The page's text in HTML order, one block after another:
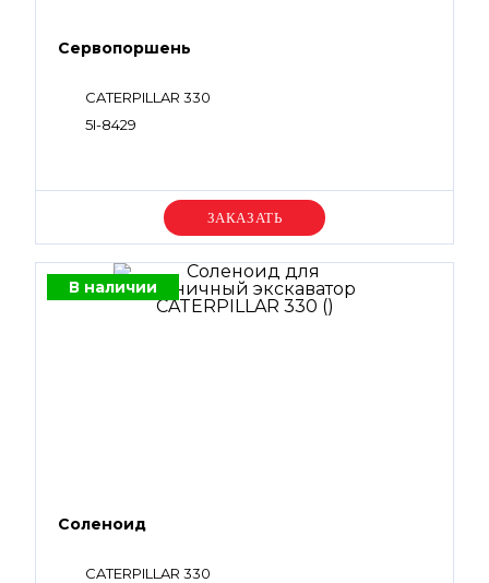
Сервопоршень
CATERPILLAR 330
5I-8429
Уточняйте цену
В наличии
Соленоид
CATERPILLAR 330